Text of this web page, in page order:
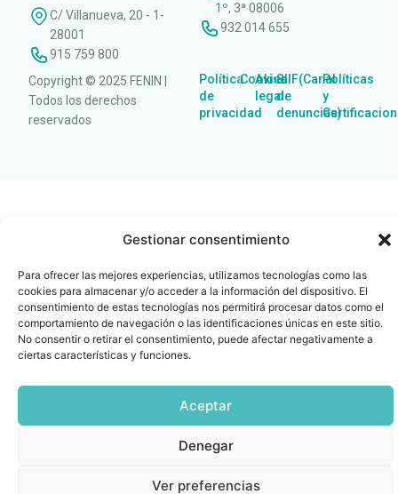
Gestionar consentimiento
Para ofrecer las mejores experiencias, utilizamos tecnologías como las
cookies para almacenar y/o acceder a la información del dispositivo. El
consentimiento de estas tecnologías nos permitirá procesar datos como el
comportamiento de navegación o las identificaciones únicas en este sitio.
No consentir o retirar el consentimiento, puede afectar negativamente a
ciertas características y funciones.
Aceptar
Denegar
Ver preferencias
C/ Villanueva, 20 - 1-
28001
915 759 800
1º, 3ª 08006
932 014 655
Copyright © 2025 FENIN |
Todos los derechos
reservados
Política
de
privacidad
|Cookies
|Aviso
legal
|SIIF(Canal
de
denuncias)
|Políticas
y